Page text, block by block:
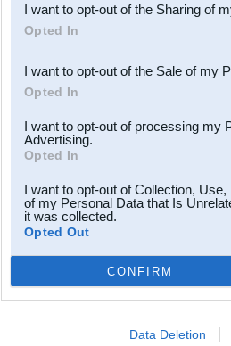
Downstream Participants
third parties.
I want to opt-out of the Sharing of
Opted In
I want to opt-out of the Sale of my
Opted In
I want to opt-out of processing my
Advertising.
Opted In
I want to opt-out of Collection,
of my Personal Data that Is
it was collected.
Opted Out
CONFIRM
Data Deletion